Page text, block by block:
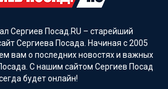
Сергиев Посад.RU – старейший
Сергиева Посада. Начиная с 2005
вам о последних новостях и важных
С нашим сайтом Сергиев Посад
будет онлайн!